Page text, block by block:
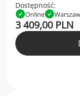
Dostępność:
Online
3 409,00 PLN